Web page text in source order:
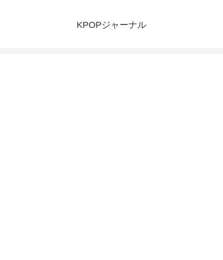
KPOPジャーナル